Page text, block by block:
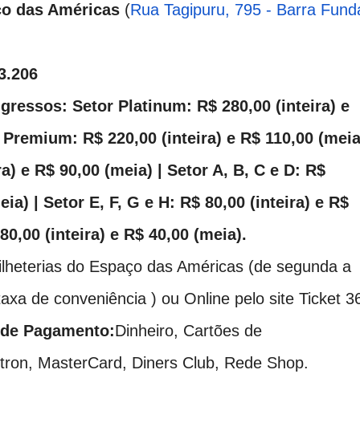
das Américas (Rua Tagipuru, 795 - Barra
Setor Platinum: R$ 280,00 (inteira) e
R$ 220,00 (inteira) e R$ 110,00
e R$ 90,00 (meia) | Setor A, B, C e D: R$
| Setor E, F, G e H: R$ 80,00 (inteira) e R$
(inteira) e R$ 40,00 (meia).
do Espaço das Américas (de segunda a
de conveniência ) ou Online pelo site Ticket
Pagamento:Dinheiro, Cartões de
MasterCard, Diners Club, Rede Shop.